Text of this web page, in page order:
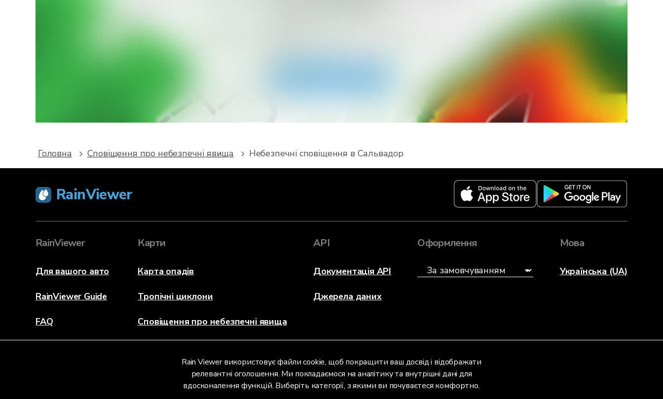
Rain Viewer використовує файли cookie, щоб покращити ваш досвід і відображати
релевантні оголошення. Ми покладаємося на аналітику та внутрішні дані для
вдосконалення функцій. Виберіть категорії, з якими ви почуваєтеся комфортно.
Головна Сповіщення про небезпечні явища Небезпечні сповіщення в Сальвадор
RainViewer
RainViewer
Для вашого авто
RainViewer Guide
FAQ
Карти
Карта опадів
Тропічні циклони
Сповіщення про небезпечні явища
API
Документація API
Джерела даних
Оформлення Мова
Українська (UA)